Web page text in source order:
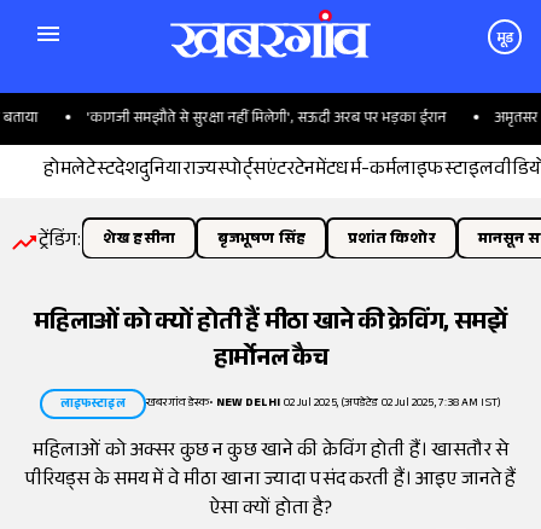
मूड
'कागजी समझौते से सुरक्षा नहीं मिलेगी', सऊदी अरब पर भड़का ईरान अमृतसर के
होमलेटेस्टदेशदुनियाराज्यस्पोर्ट्सएंटरटेनमेंटधर्म-कर्मलाइफस्टाइल
ट्रेंडिंग: शेख हसीना बृजभूषण सिंह प्रशांत किशोर मानसून
महिलाओं को क्यों होती हैं मीठा खाने की क्रेविंग, समझें
हार्मोनल कैच
लाइफस्टाइल खबरगांव डेस्क• NEW DELHI02 Jul 2025, (अपडेटेड 02 Jul 2025, 7:38 AM IST)
महिलाओं को अक्सर कुछ न कुछ खाने की क्रेविंग होती हैं। खासतौर से
पीरियड्स के समय में वे मीठा खाना ज्यादा पसंद करती हैं। आइए जानते हैं
ऐसा क्यों होता है?